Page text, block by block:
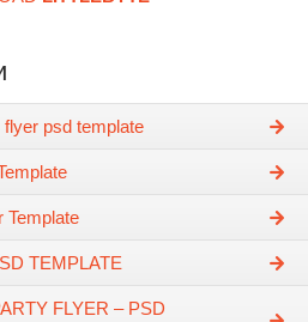
psd template
Template
TEMPLATE
FLYER – PSD